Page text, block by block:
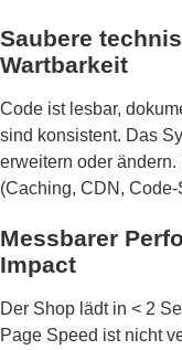
Saubere
Wartbarkeit
Code ist lesbar,
sind konsistent. Das
erweitern oder
(Caching, CDN, Code-
Messbarer
Impact
Der Shop lädt in < 2
Page Speed ist nicht